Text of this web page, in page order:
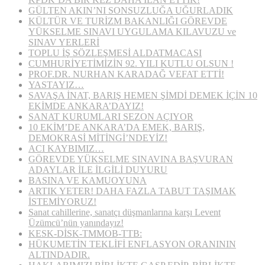
GÜLTEN AKIN’NI SONSUZLUĞA UĞURLADIK
KÜLTÜR VE TURİZM BAKANLIĞI GÖREVDE
YÜKSELME SINAVI UYGULAMA KILAVUZU ve
SINAV YERLERİ
TOPLU İŞ SÖZLEŞMESİ ALDATMACASI
CUMHURİYETİMİZİN 92. YILI KUTLU OLSUN !
PROF.DR. NURHAN KARADAĞ VEFAT ETTİ!
YASTAYIZ…
SAVAŞA İNAT, BARIŞ HEMEN ŞİMDİ DEMEK İÇİN 10
EKİMDE ANKARA’DAYIZ!
SANAT KURUMLARI SEZON AÇIYOR
10 EKİM’DE ANKARA’DA EMEK, BARIŞ,
DEMOKRASİ MİTİNGİ’NDEYİZ!
ACI KAYBIMIZ…
GÖREVDE YÜKSELME SINAVINA BAŞVURAN
ADAYLAR İLE İLGİLİ DUYURU
BASINA VE KAMUOYUNA
ARTIK YETER! DAHA FAZLA TABUT TAŞIMAK
İSTEMİYORUZ!
Sanat cahillerine, sanatçı düşmanlarına karşı Levent
Üzümcü’nün yanındayız!
KESK-DİSK-TMMOB-TTB:
HÜKUMETİN TEKLİFİ ENFLASYON ORANININ
ALTINDADIR.